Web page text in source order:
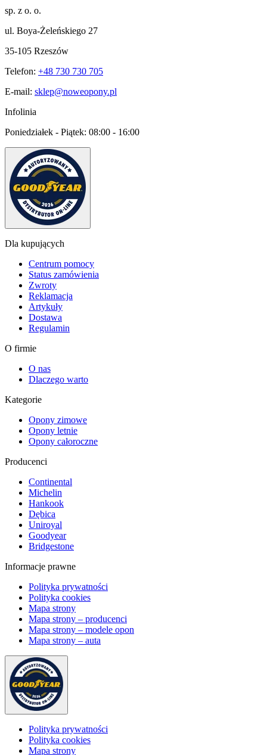
sp. z o. o.
ul. Boya-Żeleńskiego 27
35-105 Rzeszów
Telefon: +48 730 730 705
E-mail: sklep@noweopony.pl
Infolinia
Poniedziałek - Piątek: 08:00 - 16:00
Dla kupujących
Centrum pomocy
Status zamówienia
Zwroty
Reklamacja
Artykuły
Dostawa
Regulamin
O firmie
O nas
Dlaczego warto
Kategorie
Opony zimowe
Opony letnie
Opony całoroczne
Producenci
Continental
Michelin
Hankook
Dębica
Uniroyal
Goodyear
Bridgestone
Informacje prawne
Polityka prywatności
Polityka cookies
Mapa strony
Mapa strony – producenci
Mapa strony – modele opon
Mapa strony – auta
Polityka prywatności
Polityka cookies
Mapa strony